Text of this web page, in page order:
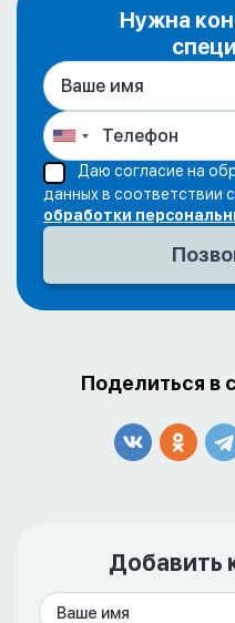
Нужна
Даю согласие на
данных в соответствии с
обработки
Поделиться в
Добавить